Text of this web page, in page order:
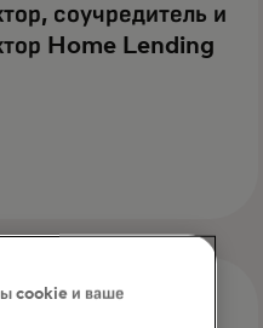
соучредитель и
Home Lending
cookie и ваше